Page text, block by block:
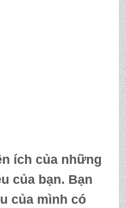
ích của những
của bạn. Bạn
của mình có